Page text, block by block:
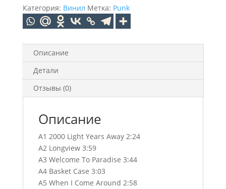
Категория: Винил Метка: Punk
Описание
Детали
Отзывы (0)
Описание
A1 2000 Light Years Away 2:24
A2 Longview 3:59
A3 Welcome To Paradise 3:44
A4 Basket Case 3:03
A5 When I Come Around 2:58